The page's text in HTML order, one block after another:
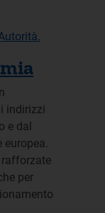
indirizzi
e dal
europea.
rafforzate
per